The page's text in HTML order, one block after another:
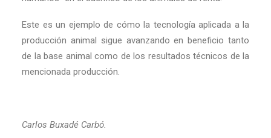
Este es un ejemplo de cómo la tecnología aplicada a la
producción animal sigue avanzando en beneficio tanto
de la base animal como de los resultados técnicos de la
mencionada producción.
Carlos Buxadé Carbó.